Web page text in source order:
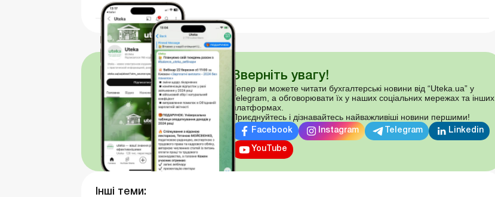
Зверніть увагу!
Тепер ви можете читати бухгалтерські новини від “Uteka.ua” у
Telegram, а обговорювати їх у наших соціальних мережах та інших
платформах.
Приєднуйтесь і дізнавайтесь найважливіші новини першими!
Facebook Instagram Telegram Linkedin
YouTube
Інші теми: